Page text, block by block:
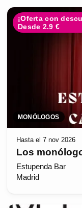
¡Oferta con
Desde 2.9 €
MONÓLOGOS
Hasta el 7 nov 2026
Los
Estupenda Bar
Madrid